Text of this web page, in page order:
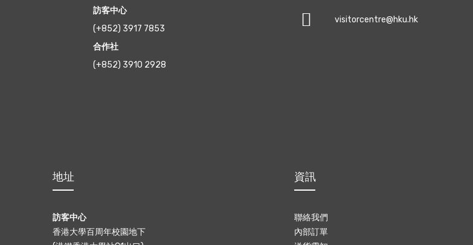
訪客中心
(+852) 3917 7853
合作社
(+852) 3910 2928
visitorcentre@hku.hk
地址
訪客中心
香港大學百周年校園地下
資訊
聯絡我們
內部訂單